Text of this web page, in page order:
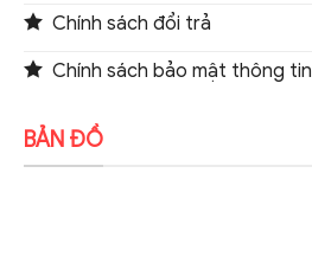
Chính sách đổi trả
Chính sách bảo mật thông tin
BẢN ĐỒ